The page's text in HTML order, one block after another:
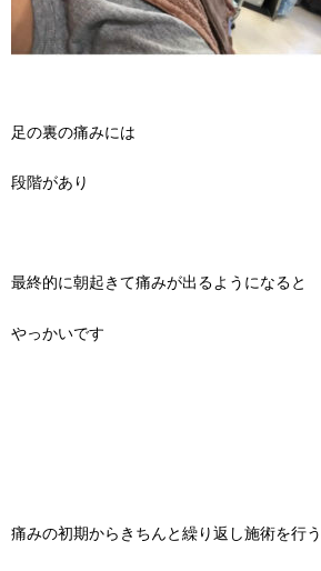
足の裏の痛みには
段階があり
最終的に朝起きて痛みが出るようになると
やっかいです
痛みの初期からきちんと繰り返し施術を行